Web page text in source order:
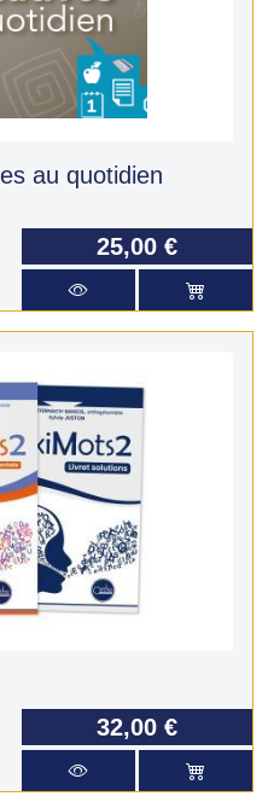
au quotidien
25,00 €
32,00 €